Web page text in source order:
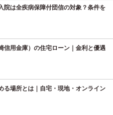
院は全疾病保障付団信の対象？条件を
信用金庫）の住宅ローン｜金利と優遇
る場所とは｜自宅・現地・オンライン